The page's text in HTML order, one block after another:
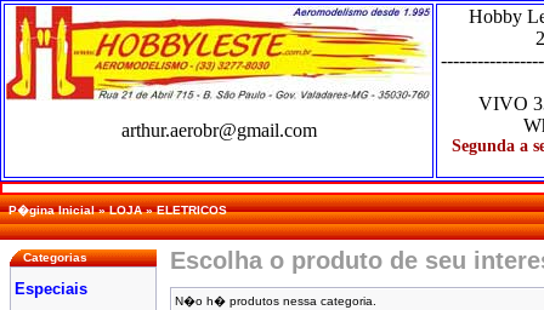
arthur.aerobr@gmail.com
Hobby
VIVO
Segunda a
P�gina Inicial»LOJA»ELETRICOS
Categorias
Especiais
Escolha o produto de seu
N�o h� produtos nessa categoria.